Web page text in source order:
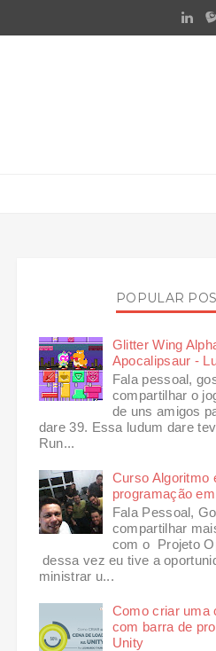
POPULAR
Glitter Wing
Apocalipsaur -
Fala pessoal,
compartilhar o
de uns amigos
dare 39. Essa ludum dare
Run...
Curso Algoritmo
programação
Fala Pessoal,
compartilhar
com o Projeto
dessa vez eu tive a
ministrar u...
Como criar uma
com barra de
Unity